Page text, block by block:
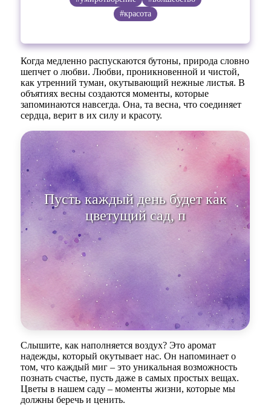
#красота
Когда медленно распускаются бутоны, природа словно
шепчет о любви. Любви, проникновенной и чистой,
как утренний туман, окутывающий нежные листья. В
объятиях весны создаются моменты, которые
запоминаются навсегда. Она, та весна, что соединяет
сердца, верит в их силу и красоту.
Пусть каждый день будет как
цветущий сад, полный радости и
любви.
Слышите, как наполняется воздух? Это аромат
надежды, который окутывает нас. Он напоминает о
том, что каждый миг – это уникальная возможность
познать счастье, пусть даже в самых простых вещах.
Цветы в нашем саду – моменты жизни, которые мы
должны беречь и ценить.